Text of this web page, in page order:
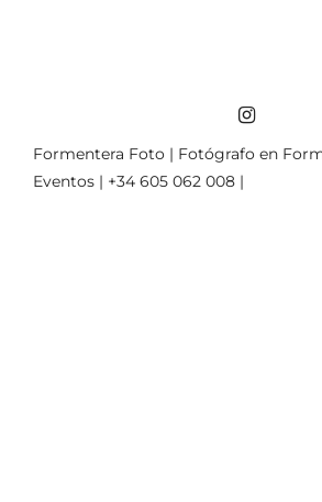
Formentera Foto | Fotógrafo en
Eventos | +34 605 062 008 |